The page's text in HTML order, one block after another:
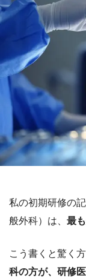
私の初期研修の
般外科）は、 最
こう書くと驚く
科の方が、研修